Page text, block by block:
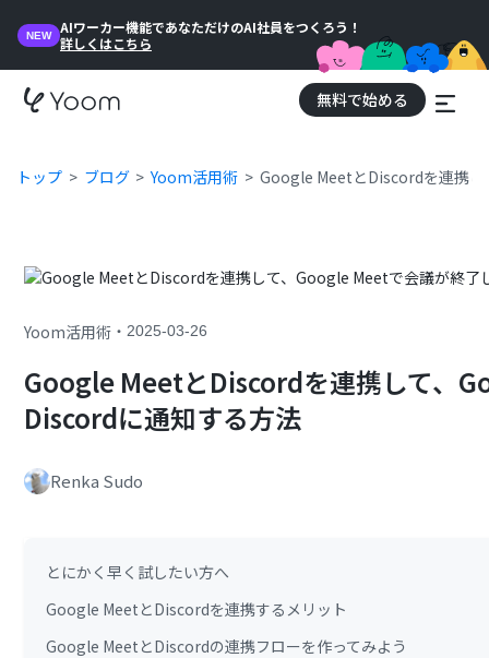
NEW
AIワーカー機能であなただけのAI社員をつくろう！
詳しくはこちら
無料で始める
トップ ブログ Yoom活用術 Google MeetとDiscordを連携
Yoom活用術 ・2025-03-26
Google MeetとDiscordを連携して、
Discordに通知する方法
Renka Sudo
とにかく早く試したい方へ
Google MeetとDiscordを連携するメリット
Google MeetとDiscordの連携フローを作ってみよう